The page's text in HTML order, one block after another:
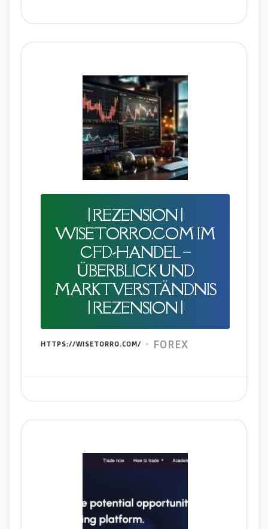
| REZENSION |
WISETORRO.COM IM
CFD-HANDEL –
ÜBERBLICK UND
MARKTVERSTÄNDNIS
| REZENSION |
HTTPS://WISETORRO.COM/ FOREX